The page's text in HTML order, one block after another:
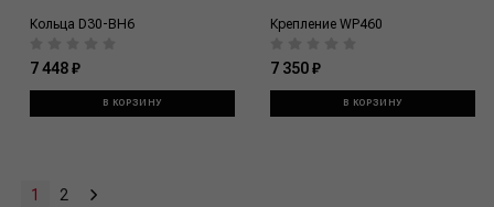
Кольца D30-BH6
7 448 ₽
В КОРЗИНУ
Крепление WP460
7 350 ₽
В КОРЗИНУ
1 2